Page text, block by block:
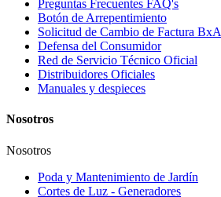
Preguntas Frecuentes FAQ's
Botón de Arrepentimiento
Solicitud de Cambio de Factura BxA
Defensa del Consumidor
Red de Servicio Técnico Oficial
Distribuidores Oficiales
Manuales y despieces
Nosotros
Nosotros
Poda y Mantenimiento de Jardín
Cortes de Luz - Generadores